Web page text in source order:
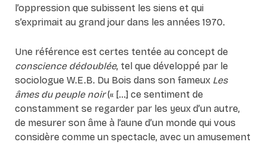
l’oppression que subissent les siens et qui
s’exprimait au grand jour dans les années 1970.
Une référence est certes tentée au concept de
conscience dédoublée, tel que développé par le
sociologue W.E.B. Du Bois dans son fameux Les
âmes du peuple noir(« […] ce sentiment de
constamment se regarder par les yeux d’un autre,
de mesurer son âme à l’aune d’un monde qui vous
considère comme un spectacle, avec un amusement